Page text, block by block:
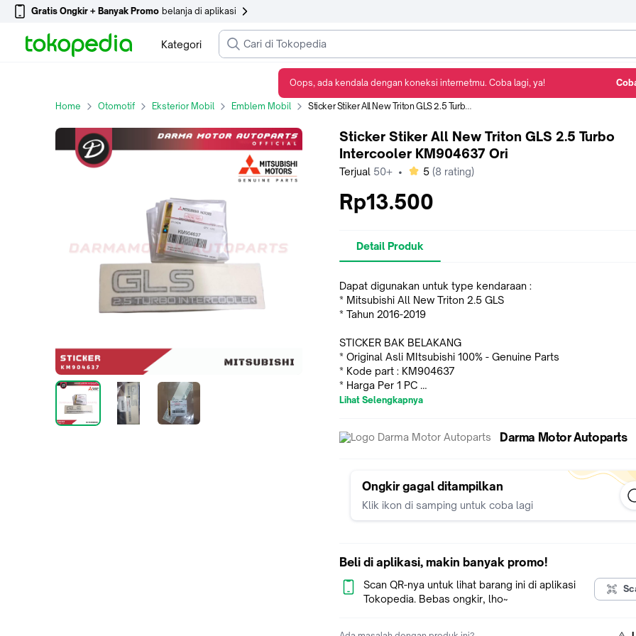
Gratis Ongkir + Banyak Promo belanja di aplikasi
Kategori
Home Otomotif Eksterior Mobil Emblem Mobil Sticker Stiker All New Triton GLS 2.5 Turbo Intercooler KM904637 Ori
Sticker Stiker All New Triton GLS 2.5 Turbo
Intercooler KM904637 Ori
Terjual 50+ • bintang
5 (8 rating)
Rp13.500
Detail Produk
Dapat digunakan untuk type kendaraan :
* Mitsubishi All New Triton 2.5 GLS
* Tahun 2016-2019
STICKER BAK BELAKANG
* Original Asli MItsubishi 100% - Genuine Parts
* Kode part : KM904637
* Harga Per 1 PC
* Barang Baru (new)
* Jika Tidak Asli Original boleh retur refund (pemasangan di
Untuk Pengiriman Packing aman sampai tujuan, maka dapat
extra packing sbb :
Bubble Wrap
Kardus
https://www.tokopedia.com/darma/extra-kardus-untuk-
extra
Lihat Selengkapnya
Darma Motor Autoparts
Ongkir gagal ditampilkan
Klik ikon di samping untuk coba lagi
Beli di aplikasi, makin banyak promo!
Scan QR-nya untuk lihat barang ini di aplikasi
Tokopedia. Bebas ongkir, lho~
Oops, ada kendala dengan koneksi internetmu. Coba lagi, ya!